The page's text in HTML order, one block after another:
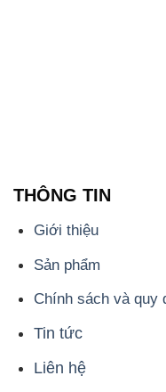
THÔNG TIN
Giới thiệu
Sản phẩm
Chính sách và quy
Tin tức
Liên hệ